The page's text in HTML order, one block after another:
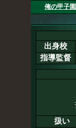
俺の甲子
出身校
指導監督
扱い